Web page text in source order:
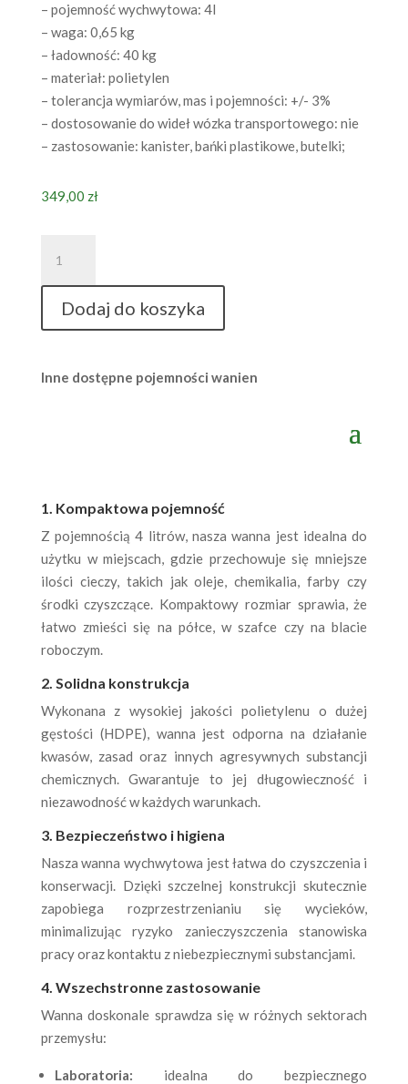
– pojemność wychwytowa: 4l
– waga: 0,65 kg
– ładowność: 40 kg
– materiał: polietylen
– tolerancja wymiarów, mas i pojemności: +/- 3%
– dostosowanie do wideł wózka transportowego: nie
– zastosowanie: kanister, bańki plastikowe, butelki;
349,00 zł
Pojemność
4
litry,
na
naczynia
Dodaj do koszyka
Inne dostępne pojemności wanien
1. Kompaktowa pojemność
Z pojemnością 4 litrów, nasza wanna jest idealna do
użytku w miejscach, gdzie przechowuje się mniejsze
ilości cieczy, takich jak oleje, chemikalia, farby czy
środki czyszczące. Kompaktowy rozmiar sprawia, że
łatwo zmieści się na półce, w szafce czy na blacie
roboczym.
2. Solidna konstrukcja
Wykonana z wysokiej jakości polietylenu o dużej
gęstości (HDPE), wanna jest odporna na działanie
kwasów, zasad oraz innych agresywnych substancji
chemicznych. Gwarantuje to jej długowieczność i
niezawodność w każdych warunkach.
3. Bezpieczeństwo i higiena
Nasza wanna wychwytowa jest łatwa do czyszczenia i
konserwacji. Dzięki szczelnej konstrukcji skutecznie
zapobiega rozprzestrzenianiu się wycieków,
minimalizując ryzyko zanieczyszczenia stanowiska
pracy oraz kontaktu z niebezpiecznymi substancjami.
4. Wszechstronne zastosowanie
Wanna doskonale sprawdza się w różnych sektorach
przemysłu:
Laboratoria: idealna do bezpiecznego